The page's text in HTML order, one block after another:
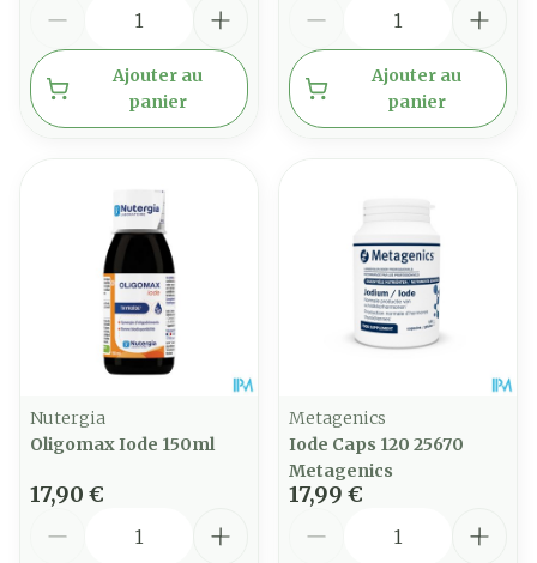
Ajouter au
panier
Ajouter au
panier
Nutergia
Oligomax Iode 150ml
17,90 €
Metagenics
Iode Caps 120 25670
Metagenics
17,99 €